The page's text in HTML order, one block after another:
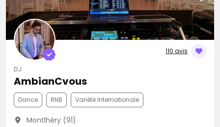
110 avis
DJ
AmbianCvous
Dance RNB Variété Internationale
Montlhéry (91)